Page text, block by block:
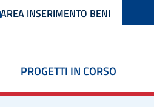
AREA INSERIMENTO BENI
PROGETTI IN CORSO